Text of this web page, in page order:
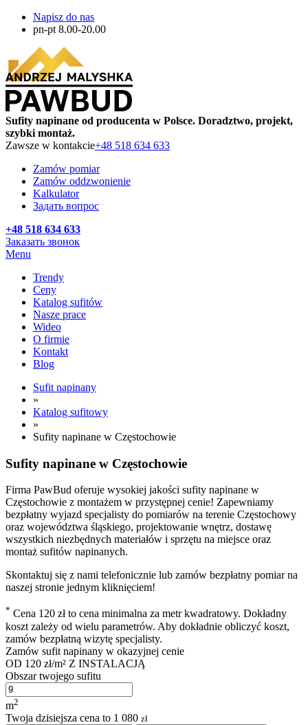
Napisz do nas
pn-pt 8.00-20.00
Sufity napinane od producenta w Polsce. Doradztwo, projekt,
szybki montaż.
Zawsze w kontakcie+48 518 634 633
Zamów pomiar
Zamów oddzwonienie
Kalkulator
Задать вопрос
+48 518 634 633
Заказать звонок
Menu
Trendy
Ceny
Katalog sufitów
Nasze prace
Wideo
O firmie
Kontakt
Blog
Sufit napinany
»
Katalog sufitowy
»
Sufity napinane w Częstochowie
Sufity napinane w Częstochowie
Firma PawBud oferuje wysokiej jakości sufity napinane w
Częstochowie z montażem w przystępnej cenie! Zapewniamy
bezpłatny wyjazd specjalisty do pomiarów na terenie Częstochowy
oraz województwa śląskiego, projektowanie wnętrz, dostawę
wszystkich niezbędnych materiałów i sprzętu na miejsce oraz
montaż sufitów napinanych.
Skontaktuj się z nami telefonicznie lub zamów bezpłatny pomiar na
naszej stronie jednym kliknięciem!
* Cena 120 zł to cena minimalna za metr kwadratowy. Dokładny
koszt zależy od wielu parametrów. Aby dokładnie obliczyć koszt,
zamów bezpłatną wizytę specjalisty.
Zamów sufit napinany w okazyjnej cenie
OD 120 zł/m² Z INSTALACJĄ
Obszar twojego sufitu
m2
Twoja dzisiejsza cena to 1 080 zł